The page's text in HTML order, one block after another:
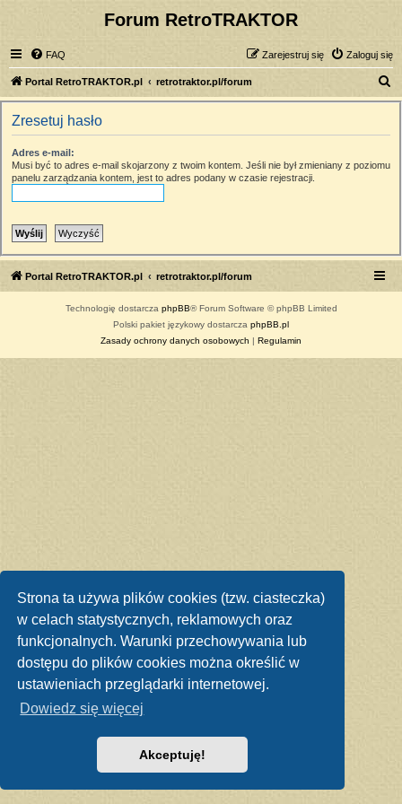
Strona ta używa plików cookies (tzw. ciasteczka)
w celach statystycznych, reklamowych oraz
funkcjonalnych. Warunki przechowywania lub
dostępu do plików cookies można określić w
ustawieniach przeglądarki internetowej.
Dowiedz się więcej
Akceptuję!
Forum RetroTRAKTOR
FAQ Zaloguj się
Zarejestruj się
Portal RetroTRAKTOR.pl retrotraktor.pl/forum
z
Zresetuj hasło
Adres e-mail:
Musi być to adres e-mail skojarzony z twoim kontem. Jeśli nie był zmieniany z poziomu
panelu zarządzania kontem, jest to adres podany w czasie rejestracji.
Portal RetroTRAKTOR.pl retrotraktor.pl/forum
Technologię dostarcza phpBB® Forum Software © phpBB Limited
Polski pakiet językowy dostarcza phpBB.pl
Zasady ochrony danych osobowych | Regulamin